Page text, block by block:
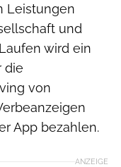
Leistungen
und
wird ein
die
von
App bezahlen.
ANZEIGE